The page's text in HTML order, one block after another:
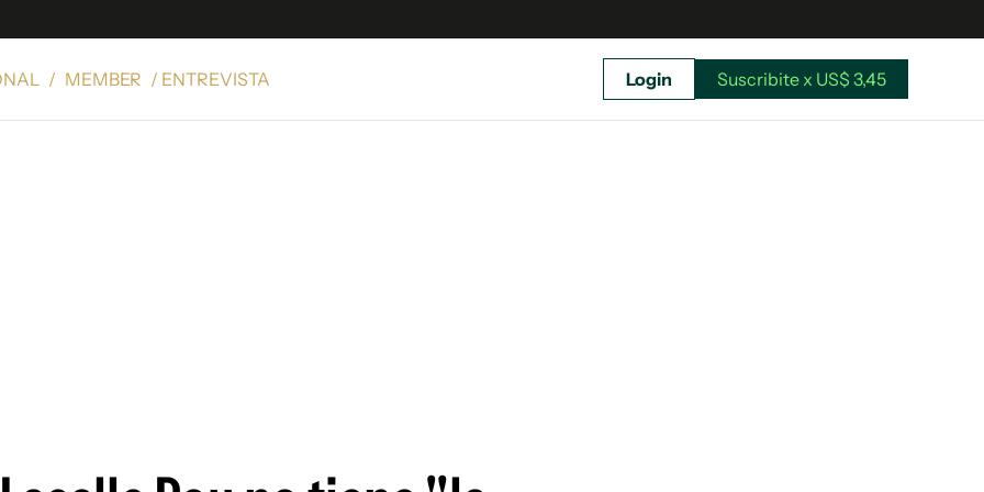
/ MEMBER / ENTREVISTA Login Suscribite x US$ 3,45